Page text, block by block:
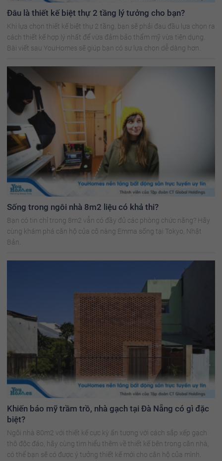
Đâu là thiết kế biệt thự 2 tầng lý tưởng cho bạn?
Khi lựa chọn thiết kế biệt thự 2 tầng, bạn sẽ phải đau đầu lựa chọn ra
cách thiết kế hợp lý nhất để vừa đảm bảo thẩm mỹ vừa tiện dụng.
Bài viết sau YouHomes sẽ giúp bạn có sự lựa chọn dễ dàng hơn.
Sống trong ngôi nhà 8m2 liệu có khả thi?
Bạn có tin chỉ trong 8m2 vẫn có đầy đủ các phòng chức năng? Hãy
cùng khám phá căn hộ của cô nàng Emma sống tại Tokyo, Nhật
Bản.
Khiến báo mỹ trầm trồ, nhà gạch tại Đà Nẵng có gì đặc
biệt?
Ngôi nhà 80m2 với thiết kế cực kỳ ấn tượng với cách sắp xếp gạch
thô độc đáo, hãy cùng tìm hiểu thêm về thiết kế bên trong căn nhà,
có thể bạn sẽ có được ý tưởng thiết kế mới cho căn hộ của mình.